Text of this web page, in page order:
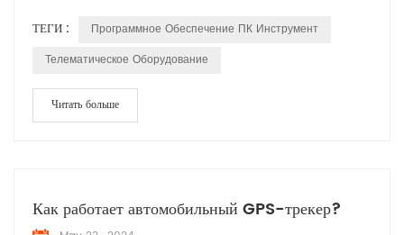
ТЕГИ :
Программное Обеспечение ПК Инструмент
Телематическое Оборудование
Читать больше
Как работает автомобильный GPS-трекер?